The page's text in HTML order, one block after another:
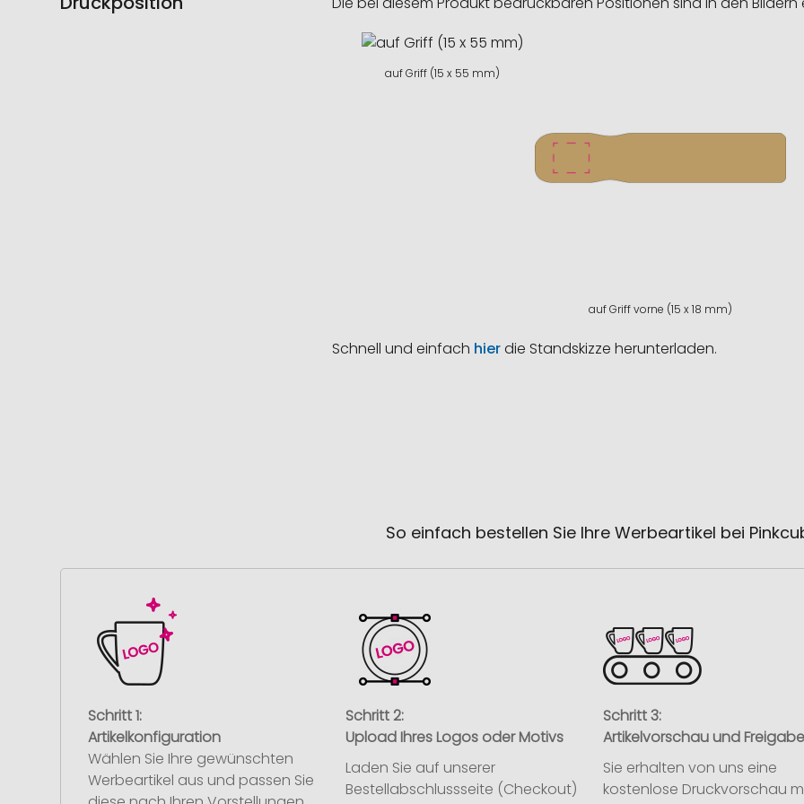
auf Griff (15 x 55 mm)
auf Griff vorne (15 x 18 mm)
Schnell und einfach hierdie Standskizze herunterladen.
So einfach bestellen Sie Ihre Werbeartikel bei
Schritt 1:
Artikelkonfiguration
Wählen Sie Ihre gewünschten
Werbeartikel aus und passen Sie
Schritt 2:
Upload Ihres Logos oder Motivs
Laden Sie auf unserer
Bestellabschlussseite (Checkout)
Schritt 3:
Artikelvorschau und Freigabe
Sie erhalten von uns eine
kostenlose Druckvorschau